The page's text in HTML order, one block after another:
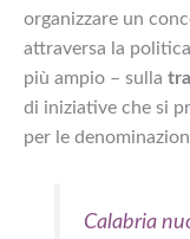
organizzare un
attraversa la
più ampio – sulla
di iniziative che si
per le
Calabria